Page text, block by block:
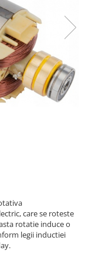
care se roteste
rotatie induce o
legii inductiei